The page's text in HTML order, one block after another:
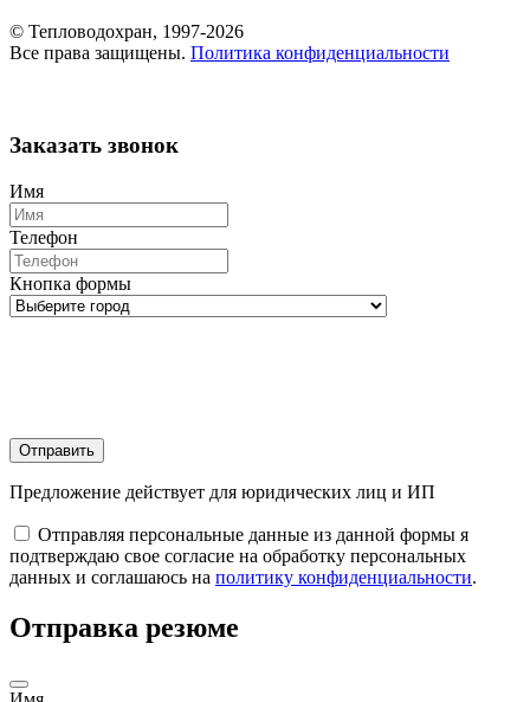
© Тепловодохран, 1997-2026
Все права защищены. Политика конфиденциальности
Заказать звонок
Имя
Телефон
Кнопка формы
Отправить
Предложение действует для юридических лиц и ИП
Отправляя персональные данные из данной формы я
подтверждаю свое согласие на обработку персональных
данных и соглашаюсь на политику конфиденциальности.
Отправка резюме